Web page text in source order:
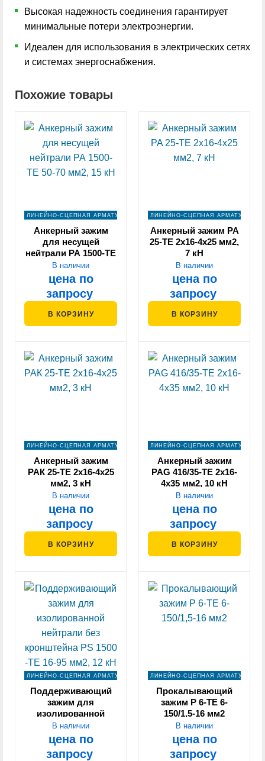
Высокая надежность соединения гарантирует
минимальные потери электроэнергии.
Идеален для использования в электрических сетях
и системах энергоснабжения.
Похожие товары
ЛИНЕЙНО-СЦЕПНАЯ АРМАТУРА
Анкерный зажим
для несущей
нейтрали РА 1500-TE
50-70 мм2, 15 кН
В наличии
цена по
запросу
В КОРЗИНУ
ЛИНЕЙНО-СЦЕПНАЯ АРМАТУРА
Анкерный зажим PA
25-TE 2х16-4х25 мм2,
7 кН
В наличии
цена по
запросу
В КОРЗИНУ
ЛИНЕЙНО-СЦЕПНАЯ АРМАТУРА
Анкерный зажим
PAК 25-TE 2х16-4х25
мм2, 3 кН
В наличии
цена по
запросу
В КОРЗИНУ
ЛИНЕЙНО-СЦЕПНАЯ АРМАТУРА
Анкерный зажим
PAG 416/35-TE 2х16-
4х35 мм2, 10 кН
В наличии
цена по
запросу
В КОРЗИНУ
ЛИНЕЙНО-СЦЕПНАЯ АРМАТУРА
Поддерживающий
зажим для
изолированной
нейтрали без
кронштейна PS 1500
-TE 16-95 мм2, 12 кН
В наличии
цена по
запросу
ЛИНЕЙНО-СЦЕПНАЯ АРМАТУРА
Прокалывающий
зажим P 6-ТЕ 6-
150/1,5-16 мм2
В наличии
цена по
запросу